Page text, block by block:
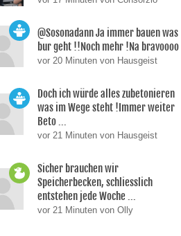
@Sosonadann Ja immer bauen was
bur geht !!Noch mehr !Na bravoooo
vor 20 Minuten von Hausgeist
Doch ich würde alles zubetonieren
was im Wege steht !Immer weiter
Beto ...
vor 21 Minuten von Hausgeist
Sicher brauchen wir
Speicherbecken, schliesslich
entstehen jede Woche ...
vor 21 Minuten von Olly